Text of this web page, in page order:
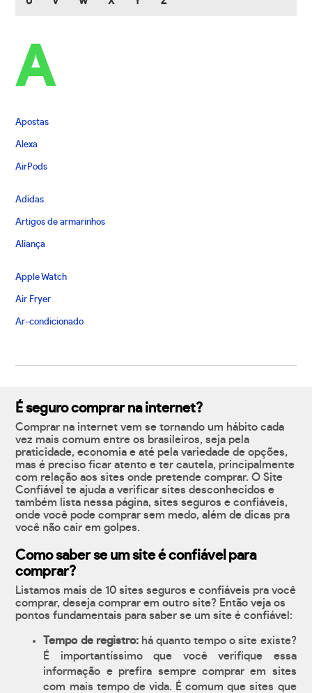
A
Apostas
Alexa
AirPods
Adidas
Artigos de armarinhos
Aliança
Apple Watch
Air Fryer
Ar-condicionado
É seguro comprar na internet?
Comprar na internet vem se tornando um hábito cada
vez mais comum entre os brasileiros, seja pela
praticidade, economia e até pela variedade de opções,
mas é preciso ficar atento e ter cautela, principalmente
com relação aos sites onde pretende comprar. O Site
Confiável te ajuda a verificar sites desconhecidos e
também lista nessa página, sites seguros e confiáveis,
onde você pode comprar sem medo, além de dicas pra
você não cair em golpes.
Como saber se um site é confiável para
comprar?
Listamos mais de 10 sites seguros e confiáveis pra você
comprar, deseja comprar em outro site? Então veja os
pontos fundamentais para saber se um site é confiável:
Tempo de registro:há quanto tempo o site existe?
É importantíssimo que você verifique essa
informação e prefira sempre comprar em sites
com mais tempo de vida. É comum que sites que